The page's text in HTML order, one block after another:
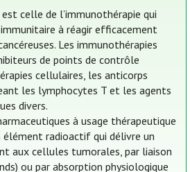
celle de l’immunothérapie qui
à réagir efficacement
Les immunothérapies
de points de contrôle
cellulaires, les anticorps
les lymphocytes T et les agents
divers.
à usage thérapeutique
élément radioactif qui délivre un
aux cellules tumorales, par liaison
ou par absorption physiologique